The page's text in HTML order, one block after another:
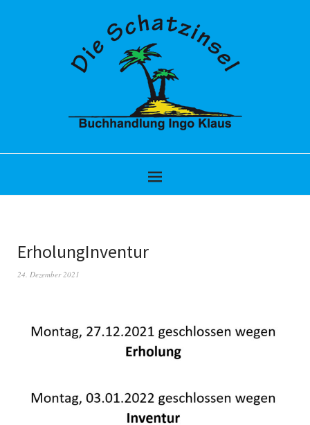
ErholungInventur
24. Dezember 2021